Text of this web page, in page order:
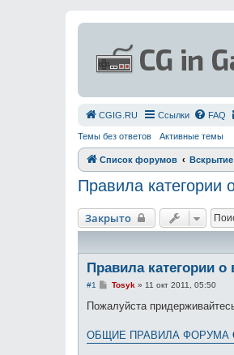
СGIG.RU Ссылки FAQ
Темы без ответов Активные темы
Список форумов
Правила категории
Закрыто
Правила категории о
#1
С
о
е
н
Tosyk » 11 окт 2011, 05:50
Пожалуйста
ОБЩИЕ ПРАВИЛА ФОРУМА